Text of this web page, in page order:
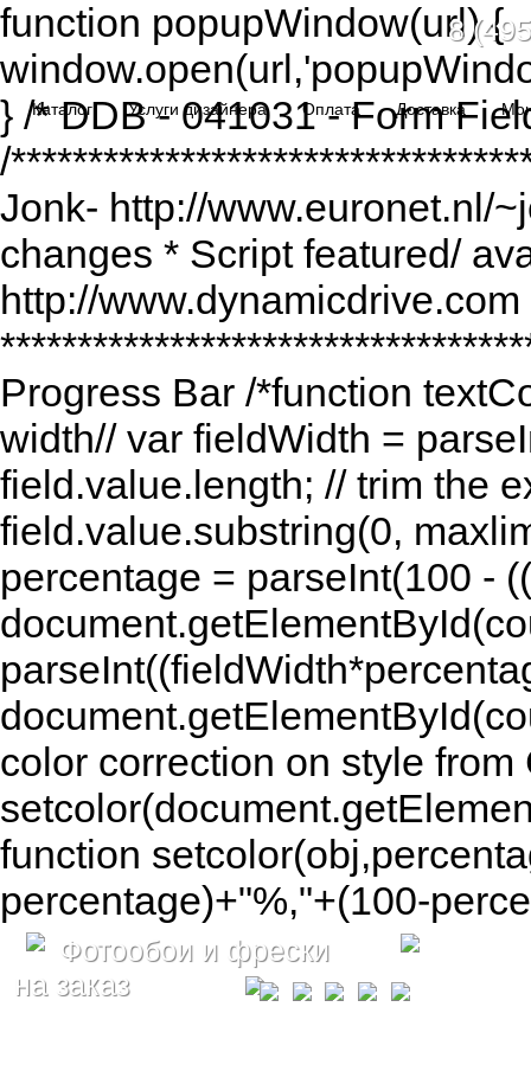
function popupWindow(url) {
} /* DDB - 041031 - Form
/
Jonk- http://www.euronet.nl/
changes * Script featured/
http://
Progress Bar /*function
width// var fieldWidth =
field.value.length; // trim the
field.value.substring(0,
percentage = parseInt(100 -
color correction on style
function
percentage)+"%,"+(100-
Фотообои и фрески
на заказ
8
Каталог Услуги дизайнера Оплата Доставка